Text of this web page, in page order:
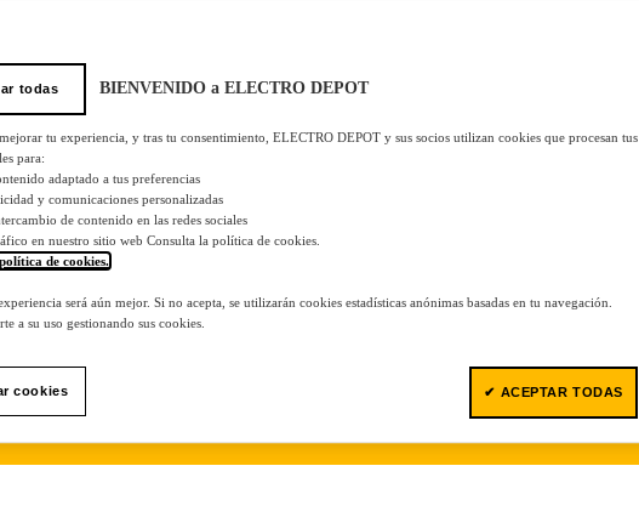
todas BIENVENIDO a ELECTRO DEPOT
tu experiencia, y tras tu consentimiento, ELECTRO DEPOT y sus socios utilizan cookies que procesan tus
para:
adaptado a tus preferencias
y comunicaciones personalizadas
de contenido en las redes sociales
en nuestro sitio web Consulta la política de cookies.
de cookies.
será aún mejor. Si no acepta, se utilizarán cookies estadísticas anónimas basadas en tu navegación.
a su uso gestionando sus cookies.
cookies ✔ ACEPTAR TODAS